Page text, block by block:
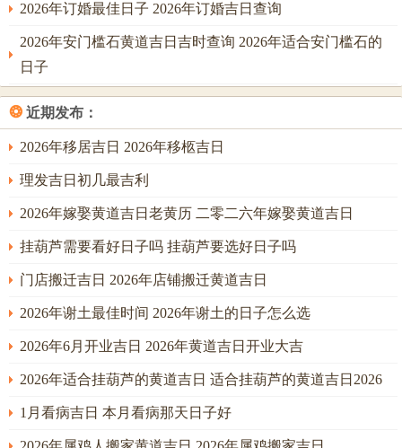
忌用午时犯子午正冲。水火交战则冷热不均，冲煞在马，属
马之人及宅中正南位置需暂避；此日安装空调后，宅中西北
乾宫之位最利求财，然需注意若宅主八字忌水者，则反不宜
此日，当另择戊申、己酉等土金相生日。
二月己卯月月柱己土坐卯木。与年柱丙午构成火生土、土生
木之连环相生，然卯午相破暗藏耗散之机。此月最吉之日为
正月廿一壬子日，天干壬水江河之水，地支子水归垣之水，
至吉之时申子辰三合水局全备，水势浩荡足以调候全年燥
气。
卯时（上午五至七时）亦吉。卯木为风，与空调送风之理相
合，然卯午相破需以水润之；冲煞在鼠，属鼠之人及宅之正
易之家宅，水主流通，金主价值，二者相合则财源滚滚；然
若宅主八字为戊午、己未等火炎土燥之格，则壬子日反成水
火相战，需以辰时（上午七至九时）动工，辰为湿土可调与
2026年订婚最佳日子 2026年订婚吉日查询
2026年安门槛石黄道吉日吉时查询 2026年适合安门槛石的
日子
❂ 近期发布：
2026年移居吉日 2026年移柩吉日
理发吉日初几最吉利
2026年嫁娶黄道吉日老黄历 二零二六年嫁娶黄道吉日
挂葫芦需要看好日子吗 挂葫芦要选好日子吗
门店搬迁吉日 2026年店铺搬迁黄道吉日
2026年谢土最佳时间 2026年谢土的日子怎么选
2026年6月开业吉日 2026年黄道吉日开业大吉
2026年适合挂葫芦的黄道吉日 适合挂葫芦的黄道吉日2026
1月看病吉日 本月看病那天日子好